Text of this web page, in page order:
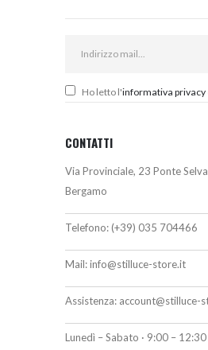
Ho letto l'informativa privacy
CONTATTI
Via Provinciale, 23 Ponte
Bergamo
Telefono: (+39) 035 704466
Mail:info@stilluce-store.it
Assistenza: account@stilluce-
Lunedì – Sabato · 9:00 –